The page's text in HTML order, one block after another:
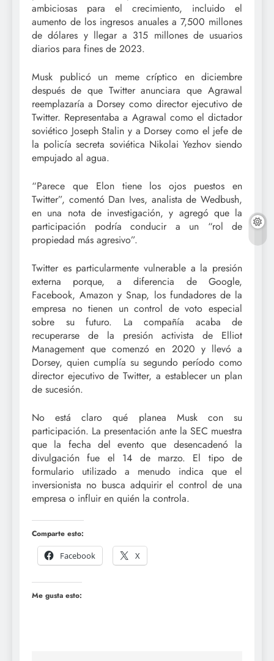
ambiciosas para el crecimiento, incluido el
aumento de los ingresos anuales a 7,500 millones
de dólares y llegar a 315 millones de usuarios
diarios para fines de 2023.
Musk publicó un meme críptico en diciembre
después de que Twitter anunciara que Agrawal
reemplazaría a Dorsey como director ejecutivo de
Twitter. Representaba a Agrawal como el dictador
soviético Joseph Stalin y a Dorsey como el jefe de
la policía secreta soviética Nikolai Yezhov siendo
empujado al agua.
“Parece que Elon tiene los ojos puestos en
Twitter”, comentó Dan Ives, analista de Wedbush,
en una nota de investigación, y agregó que la
participación podría conducir a un “rol de
propiedad más agresivo”.
Twitter es particularmente vulnerable a la presión
externa porque, a diferencia de Google,
Facebook, Amazon y Snap, los fundadores de la
empresa no tienen un control de voto especial
sobre su futuro. La compañía acaba de
recuperarse de la presión activista de Elliot
Management que comenzó en 2020 y llevó a
Dorsey, quien cumplía su segundo período como
director ejecutivo de Twitter, a establecer un plan
de sucesión.
No está claro qué planea Musk con su
participación. La presentación ante la SEC muestra
que la fecha del evento que desencadenó la
divulgación fue el 14 de marzo. El tipo de
formulario utilizado a menudo indica que el
inversionista no busca adquirir el control de una
empresa o influir en quién la controla.
Comparte esto:
Facebook
X
Me gusta esto: